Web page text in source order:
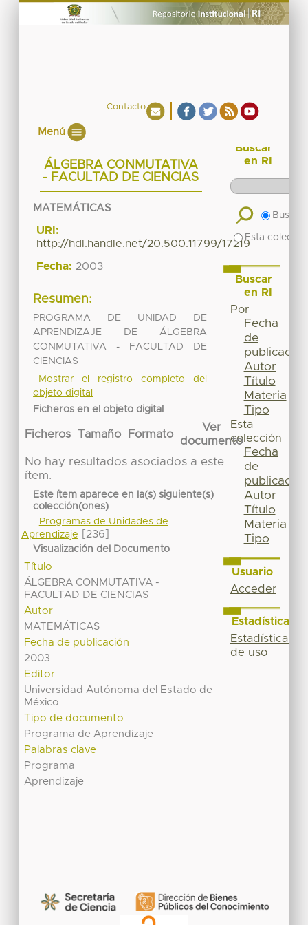
Contacto
Menú
ÁLGEBRA CONMUTATIVA
- FACULTAD DE CIENCIAS
MATEMÁTICAS
URI:
http://hdl.handle.net/20.500.11799/17219
Fecha: 2003
Resumen:
PROGRAMA DE UNIDAD DE
APRENDIZAJE DE ÁLGEBRA
CONMUTATIVA - FACULTAD DE
CIENCIAS
Mostrar el registro completo del
objeto digital
Ficheros en el objeto digital
Ficheros Tamaño Formato
Ver
documento
No hay resultados asociados a este
ítem.
Este ítem aparece en la(s) siguiente(s)
colección(ones)
Programas de Unidades de
Aprendizaje
[236]
Visualización del Documento
Título
ÁLGEBRA CONMUTATIVA -
FACULTAD DE CIENCIAS
Autor
MATEMÁTICAS
Fecha de publicación
2003
Editor
Universidad Autónoma del Estado de
México
Tipo de documento
Programa de Aprendizaje
Palabras clave
Programa
Aprendizaje
Buscar
en RI
Buscar
Esta
Buscar
en RI
Por
Fecha
de
publicación
Autor
Título
Materia
Tipo
Esta
colección
Fecha
de
publicación
Autor
Título
Materia
Tipo
Usuario
Acceder
Estadísticas
Estadísticas
de uso